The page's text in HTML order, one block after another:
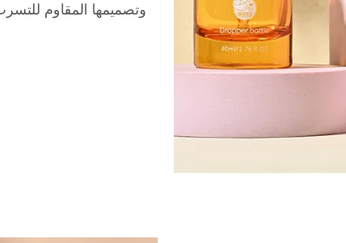
وتصميمها المقاوم